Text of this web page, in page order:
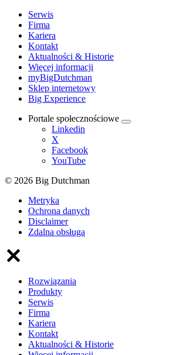
Serwis
Firma
Kariera
Kontakt
Aktualności & Historie
Więcej informacji
myBigDutchman
Sklep internetowy
Big Experience
Portale społecznościowe
Linkedin
X
Facebook
YouTube
© 2026 Big Dutchman
Metryka
Ochrona danych
Disclaimer
Zdalna obsługa
Rozwiązania
Produkty
Serwis
Firma
Kariera
Kontakt
Aktualności & Historie